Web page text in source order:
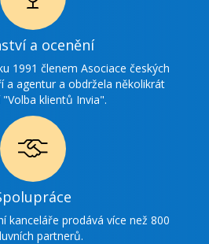
Ikonka
ocenění
a ocenění
1991 členem Asociace českých
a agentur a obdržela několikrát
klientů Invia".
Ikonka
spolupráce
kanceláře prodává více než 800
partnerů.